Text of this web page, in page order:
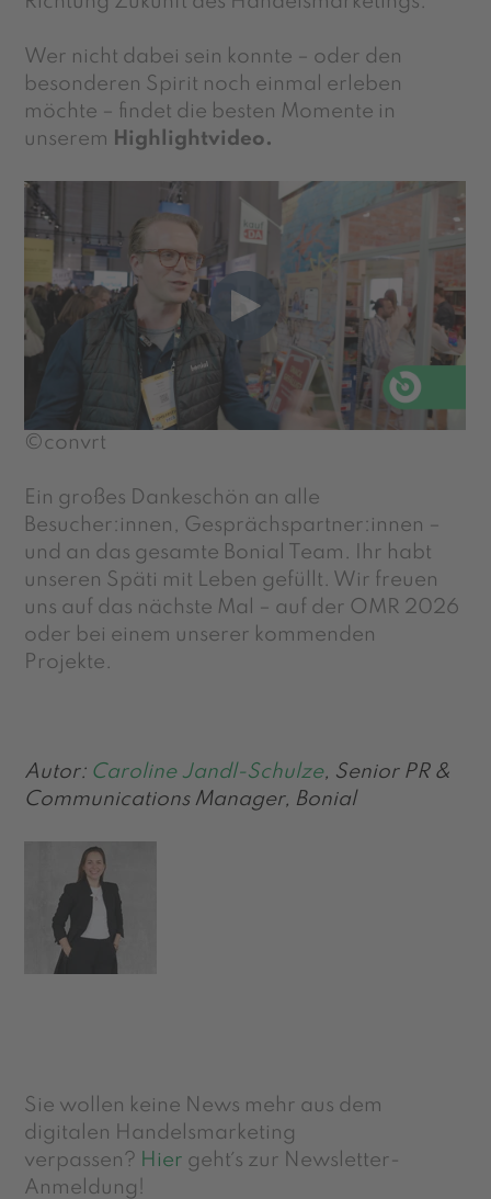
Wer nicht dabei sein konnte – oder den
besonderen Spirit noch einmal erleben
möchte – findet die besten Momente in
unserem
Highlightvideo.
©convrt
Ein großes Dankeschön an alle
Besucher:innen, Gesprächspartner:innen –
und an das gesamte Bonial Team. Ihr habt
unseren Späti mit Leben gefüllt. Wir freuen
uns auf das nächste Mal – auf der OMR 2026
oder bei einem unserer kommenden
Projekte.
Autor: Caroline Jandl-Schulze, Senior PR &
Communications Manager, Bonial
Sie wollen keine News mehr aus dem
digitalen Handelsmarketing
verpassen? Hier geht´s zur Newsletter-
Anmeldung!